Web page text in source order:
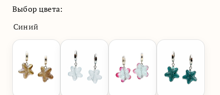
Выбор цвета:
Синий